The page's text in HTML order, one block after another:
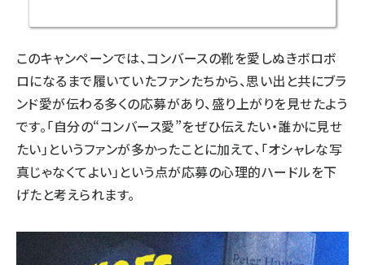
このキャンペーンでは、コンバースの靴を愛しぬきボロボ
ロになるまで履いていたファンたちから、思い出と共にブラ
ンド愛が伝わる多くの応募があり、盛り上がりを見せたよう
です。「自分の“コンバース愛”をぜひ伝えたい・誰かに見せ
たい」というファンが多かったことに加えて、「オシャレな写
真じゃなくてよい」という点が応募の心理的ハードルを下
げたと考えられます。